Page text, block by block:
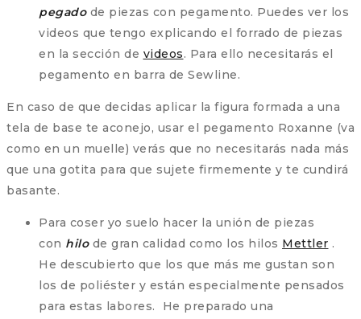
pegadode piezas con pegamento. Puedes ver los
videos que tengo explicando el forrado de piezas
en la sección de videos. Para ello necesitarás el
pegamento en barra de Sewline.
En caso de que decidas aplicar la figura formada a una
tela de base te aconejo, usar el pegamento Roxanne (va
como en un muelle) verás que no necesitarás nada más
que una gotita para que sujete firmemente y te cundirá
basante.
Para coser yo suelo hacer la unión de piezas
con hilo de gran calidad como los hilos Mettler .
He descubierto que los que más me gustan son
los de poliéster y están especialmente pensados
para estas labores. He preparado una